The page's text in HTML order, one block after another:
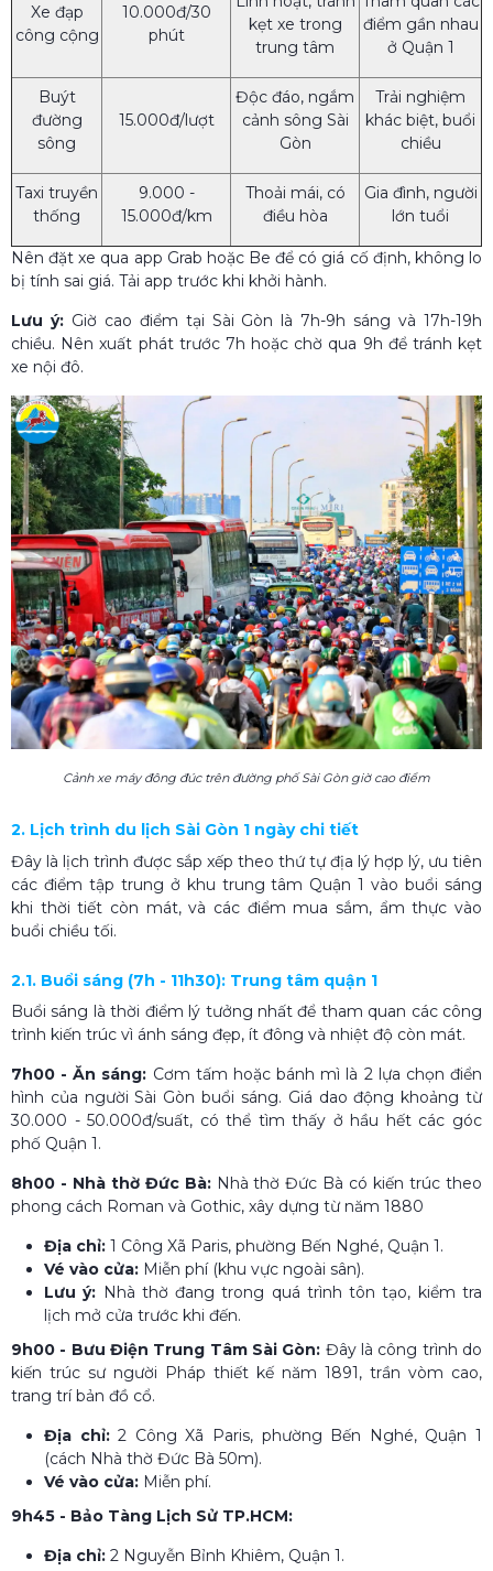
Xe đạp
công cộng
10.000đ/30
phút
kẹt xe trong
trung tâm
điểm gần nhau
ở Quận 1
Buýt
đường
sông
15.000đ/lượt
Độc đáo, ngắm
cảnh sông Sài
Gòn
Trải nghiệm
khác biệt, buổi
chiều
Taxi truyền
thống
9.000 -
15.000đ/km
Thoải mái, có
điều hòa
Gia đình, người
lớn tuổi
Nên đặt xe qua app Grab hoặc Be để có giá cố định, không lo
bị tính sai giá. Tải app trước khi khởi hành.
Lưu ý: Giờ cao điểm tại Sài Gòn là 7h-9h sáng và 17h-19h
chiều. Nên xuất phát trước 7h hoặc chờ qua 9h để tránh kẹt
xe nội đô.
Cảnh xe máy đông đúc trên đường phố Sài Gòn giờ cao điểm
2. Lịch trình du lịch Sài Gòn 1 ngày chi tiết
Đây là lịch trình được sắp xếp theo thứ tự địa lý hợp lý, ưu tiên
các điểm tập trung ở khu trung tâm Quận 1 vào buổi sáng
khi thời tiết còn mát, và các điểm mua sắm, ẩm thực vào
buổi chiều tối.
2.1. Buổi sáng (7h - 11h30): Trung tâm quận 1
Buổi sáng là thời điểm lý tưởng nhất để tham quan các công
trình kiến trúc vì ánh sáng đẹp, ít đông và nhiệt độ còn mát.
7h00 - Ăn sáng: Cơm tấm hoặc bánh mì là 2 lựa chọn điển
hình của người Sài Gòn buổi sáng. Giá dao động khoảng từ
30.000 - 50.000đ/suất, có thể tìm thấy ở hầu hết các góc
phố Quận 1.
8h00 - Nhà thờ Đức Bà: Nhà thờ Đức Bà có kiến trúc theo
phong cách Roman và Gothic, xây dựng từ năm 1880
Địa chỉ: 1 Công Xã Paris, phường Bến Nghé, Quận 1.
Vé vào cửa: Miễn phí (khu vực ngoài sân).
Lưu ý: Nhà thờ đang trong quá trình tôn tạo, kiểm tra
lịch mở cửa trước khi đến.
9h00 - Bưu Điện Trung Tâm Sài Gòn: Đây là công trình do
kiến trúc sư người Pháp thiết kế năm 1891, trần vòm cao,
trang trí bản đồ cổ.
Địa chỉ:2 Công Xã Paris, phường Bến Nghé, Quận 1
(cách Nhà thờ Đức Bà 50m).
Vé vào cửa: Miễn phí.
9h45 - Bảo Tàng Lịch Sử TP.HCM:
Địa chỉ: 2 Nguyễn Bỉnh Khiêm, Quận 1.